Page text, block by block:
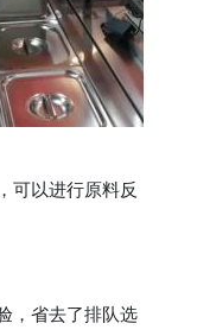
以进行原料反
省去了排队选